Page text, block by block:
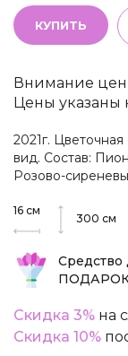
КУПИТЬ
Внимание
Цены указаны
2021г.
вид. Состав:
Розово-
16 см
300 см
Средство
Скидка 3% на
Скидка 10%